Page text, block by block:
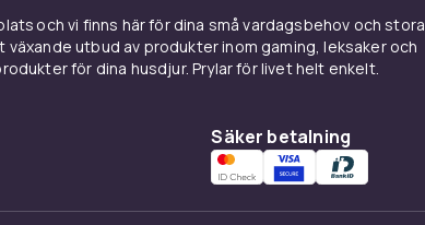
och vi finns här för dina små vardagsbehov och stora
utbud av produkter inom gaming, leksaker och
för dina husdjur. Prylar för livet helt enkelt.
Säker betalning